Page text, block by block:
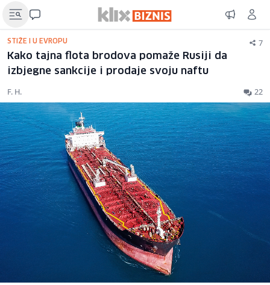
STIŽE I U EVROPU 7
Kako tajna flota brodova pomaže Rusiji da
izbjegne sankcije i prodaje svoju naftu
F. H. 22